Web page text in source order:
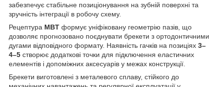
забезпечує стабільне позиціонування на зубній поверхні та
зручність інтеграції в робочу схему.
Рецептура MBT формує уніфіковану геометрію пазів, що
дозволяє прогнозовано поєднувати брекети з ортодонтичними
дугами відповідного формату. Наявність гачків на позиціях 3–
4–5 створює додаткові точки для підключення еластичних
елементів і допоміжних аксесуарів у межах конструкції.
Брекети виготовлені з металевого сплаву, стійкого до